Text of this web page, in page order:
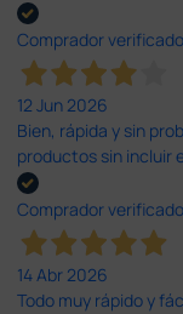
Comprador verificado
12 Jun 2026
Bien, rápida y sin
productos sin incluir
Comprador verificado
14 Abr 2026
Todo muy rápido y